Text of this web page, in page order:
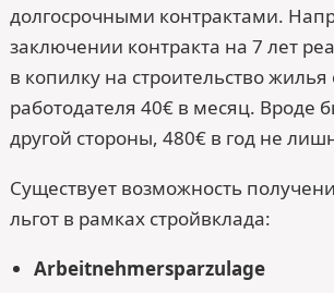
долгосрочными контрактами.
заключении контракта на 7 лет
в копилку на строительство жилья
работодателя 40€ в месяц. Вроде
другой стороны, 480€ в год не
Существует возможность
льгот в рамках стройвклада:
Arbeitnehmersparzulage